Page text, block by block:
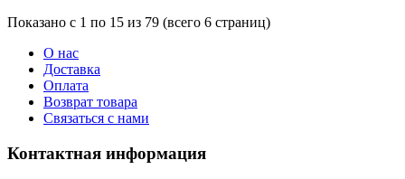
Показано с 1 по 15 из 79 (всего 6 страниц)
О нас
Доставка
Оплата
Возврат товара
Связаться с нами
Контактная информация